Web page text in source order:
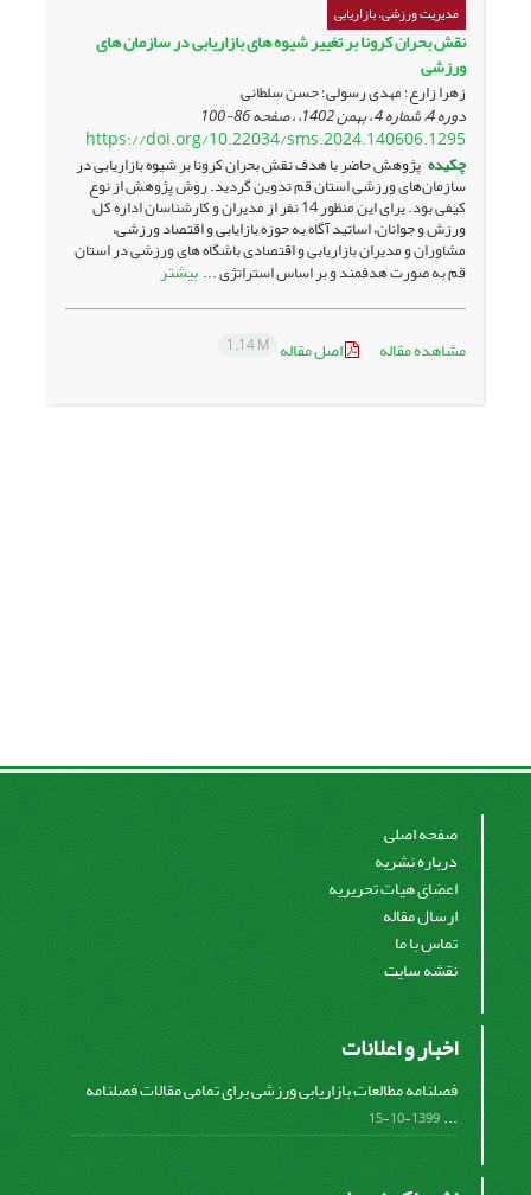
مدیریت ورزشی، بازاریابی
نقش بحران کرونا بر تغییر شیوه های بازاریابی در سازمان های
ورزشی
زهرا زارع؛ مهدی رسولی؛ حسن سلطانی
دوره 4، شماره 4 ، بهمن 1402، ، صفحه 86-100
https://doi.org/10.22034/sms.2024.140606.1295
چکیده پژوهش حاضر با هدف نقش بحران کرونا بر شیوه بازاریابی در
سازمان‌های ورزشی استان قم تدوین گردید. روش پژوهش از نوع
کیفی بود. برای این منظور 14 نفر از مدیران و کارشناسان اداره کل
ورزش و جوانان، اساتید آگاه به حوزه بازایابی و اقتصاد ورزشی،
مشاوران و مدیران بازاریابی و اقتصادی باشگاه های ورزشی در استان
قم به صورت هدفمند و بر اساس استراتژی ... بیشتر
مشاهده مقاله اصل مقاله 1.14 M
صفحه اصلی
درباره نشریه
اعضای هیات تحریریه
ارسال مقاله
تماس با ما
نقشه سایت
اخبار و اعلانات
فصلنامه مطالعات بازاریابی ورزشی برای تمامی مقالات فصلنامه
...
1399-10-15